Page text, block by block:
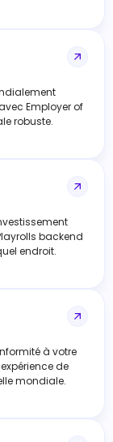
Employer of
robuste.
backend
endroit.
à votre
de
mondiale.